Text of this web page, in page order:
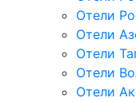
Отели
Отели
Отели
Отели
Отели